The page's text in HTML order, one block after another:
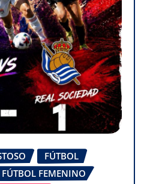
FÚTBOL
FÚTBOL FEMENINO